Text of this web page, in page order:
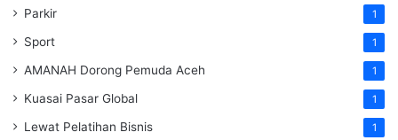
Parkir 1
Sport 1
AMANAH Dorong Pemuda Aceh 1
Kuasai Pasar Global 1
Lewat Pelatihan Bisnis 1